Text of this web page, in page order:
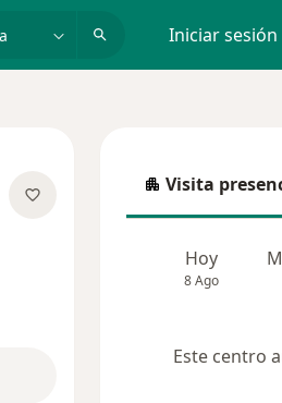
Iniciar sesión
Visita
Visita
Hoy
8 Ago
Este centro